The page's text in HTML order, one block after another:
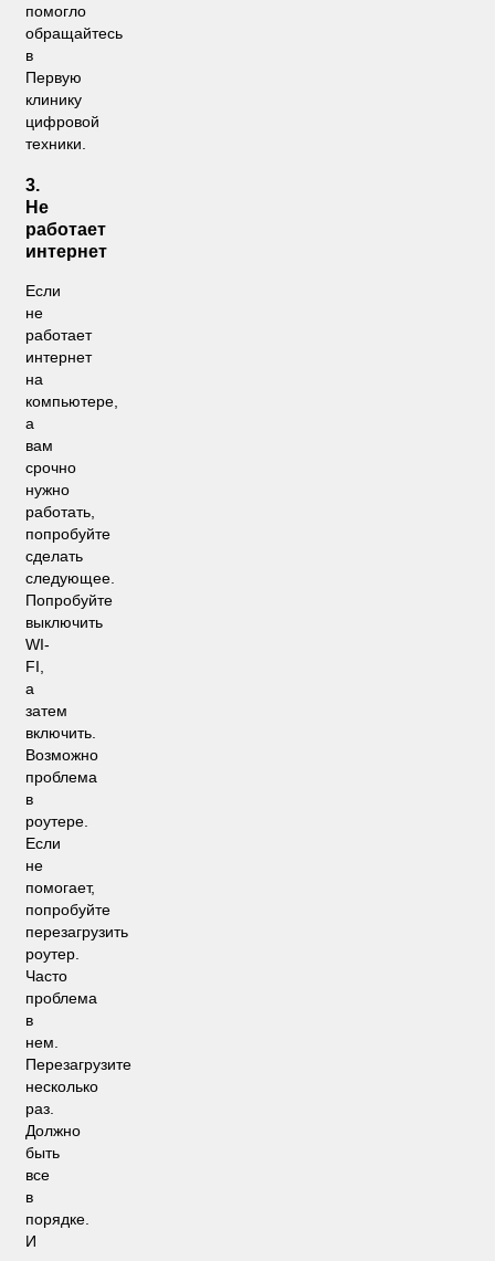
помогло
обращайтесь
в
Первую
клинику
цифровой
техники.
3.
Не
работает
интернет
Если
не
работает
интернет
на
компьютере,
а
вам
срочно
нужно
работать,
попробуйте
сделать
следующее.
Попробуйте
выключить
WI-
FI,
а
затем
включить.
Возможно
проблема
в
роутере.
Если
не
помогает,
попробуйте
перезагрузить
роутер.
Часто
проблема
в
нем.
Перезагрузите
несколько
раз.
Должно
быть
все
в
порядке.
И